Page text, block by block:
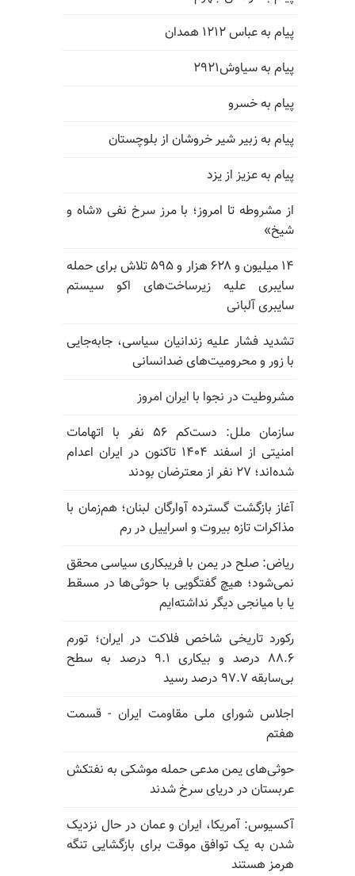
پیام به عباس ۱۲۱۲ همدان
پیام به سیاوش۲۹۲۱
پیام به خسرو
پیام به زبیر شیر خروشان از بلوچستان
پیام به عزیز از یزد
از مشروطه تا امروز؛ با مرز سرخ نفی «شاه و
شیخ»
۱۴ میلیون و ۶۲۸ هزار و ۵۹۵ تلاش برای حمله
سایبری علیه زیرساخت‌های اکو سیستم
سایبری آلبانی
تشدید فشار علیه زندانیان سیاسی، جابه‌جایی
با زور و محرومیت‌های ضدانسانی
مشروطیت در نجوا با ایران امروز
سازمان ملل: دست‌کم ۵۶ نفر با اتهامات
امنیتی از اسفند ۱۴۰۴ تاکنون در ایران اعدام
شده‌اند؛ ۲۷ نفر از معترضان بودند
آغاز بازگشت گسترده آوارگان لبنان؛ هم‌زمان با
مذاکرات تازه بیروت و اسراییل در رم
ریاض: صلح در یمن با فریبکاری سیاسی محقق
نمی‌شود؛ هیچ گفتگویی با حوثی‌ها در مسقط
یا با میانجی دیگر نداشته‌ایم
رکورد تاریخی شاخص فلاکت در ایران؛ تورم
۸۸.۶ درصد و بیکاری ۹.۱ درصد به سطح
بی‌سابقه ۹۷.۷ درصد رسید
اجلاس شورای ملی مقاومت ایران - قسمت
هفتم
حوثی‌های یمن مدعی حمله موشکی به نفتکش
عربستان در دریای سرخ شدند
آکسیوس: آمریکا، ایران و عمان در حال نزدیک
شدن به یک توافق موقت برای بازگشایی تنگه
هرمز هستند